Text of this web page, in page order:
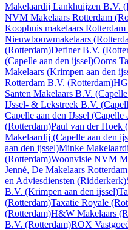
Makelaardij Lankhuijzen B.V.
NVM Makelaars Rotterdam
Koophuis makelaars Rotterdam
Nieuwbouwmakelaars
(Rotterdam)Definer B.V.
(Capelle aan den ijssel)Ooms
Makelaars (Krimpen aan den
Rotterdam B.V. (Rotterdam)
Santen Makelaars B.V.
IJssel- & Lekstreek B.V.
Capelle aan den IJssel (Capelle
(Rotterdam)Paul van der Hoek
Makelaardij (Capelle aan den
aan den ijssel)Minke
(Rotterdam)Woonvisie NVM
Jenné, De Makelaars
en Adviesdiensten (Ridderkerk)
B.V. (Krimpen aan den ijssel)
(Rotterdam)Taxatie Royale
(Rotterdam)H&W Makelaars
B.V. (Rotterdam)ROX